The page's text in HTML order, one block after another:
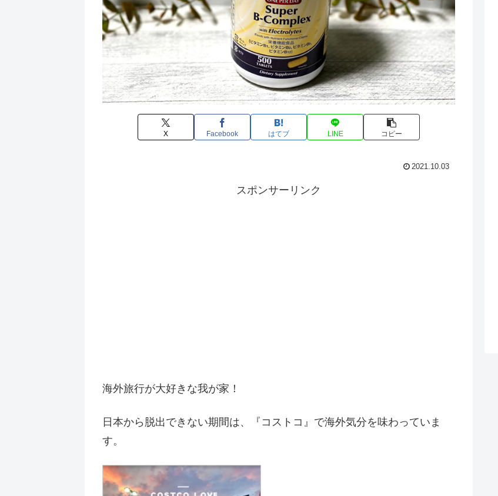
X Facebook はてブ LINE コピー
2021.10.03
スポンサーリンク
海外旅行が大好きな我が家！
日本から脱出できない期間は、『コストコ』 で海外気分を味わっていま
す。